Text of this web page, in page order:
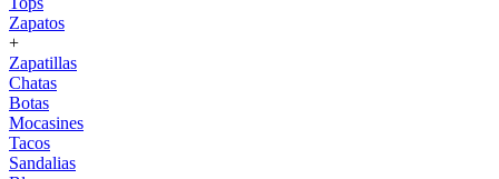
Zapatos
+
Zapatillas
Chatas
Botas
Mocasines
Tacos
Sandalias